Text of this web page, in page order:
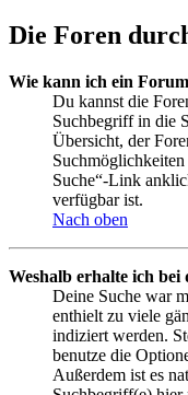
Die Foren
Wie kann ich ein
Du kannst die
Suchbegriff in die
Übersicht, der
Suche“-Link
verfügbar ist.
Nach oben
Weshalb erhalte ich bei
Deine Suche war
enthielt zu viele
indiziert werden.
benutze die
Außerdem ist es